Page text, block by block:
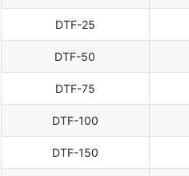
DTF-25
DTF-50
DTF-75
DTF-100
DTF-150